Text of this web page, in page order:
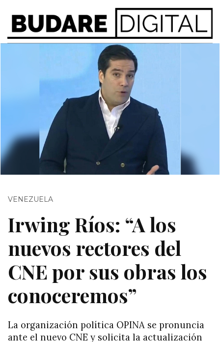
VENEZUELA
Irwing Ríos: “A los
nuevos rectores del
CNE por sus obras los
conoceremos”
La organización política OPINA se pronuncia
ante el nuevo CNE y solicita la actualización